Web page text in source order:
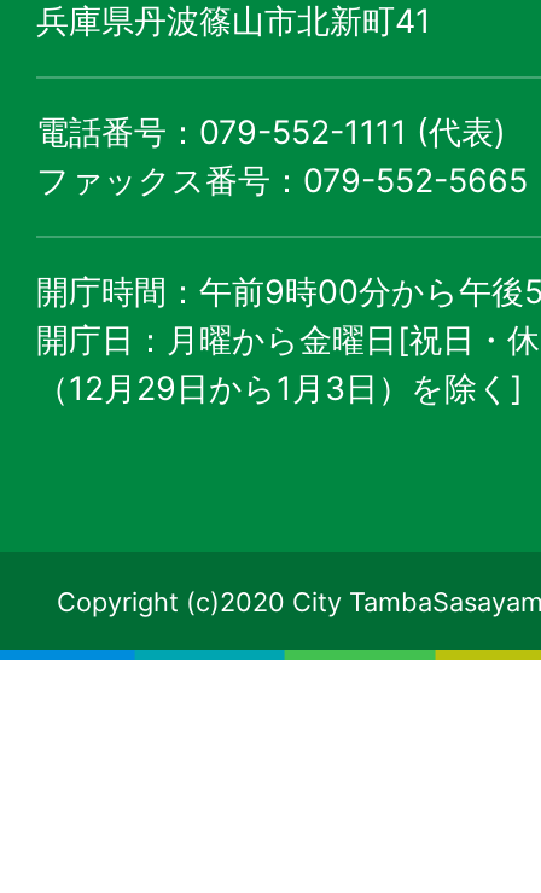
兵庫県丹波篠山市北新町41
電話番号：079-552-1111 (代表)
ファックス番号：079-552-5665
開庁時間：午前9時00分から午後
開庁日：月曜から金曜日[祝日・
（12月29日から1月3日）を除く]
Copyright (c)2020 City